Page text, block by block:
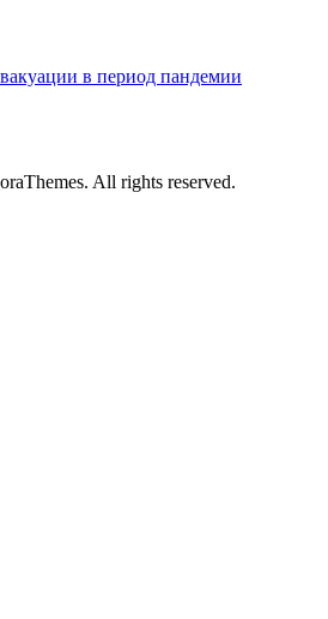
в период пандемии
All rights reserved.